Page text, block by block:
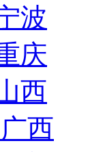
波
庆
西
广西